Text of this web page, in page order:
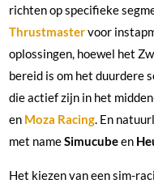
richten op specifieke
Thrustmastervoor
oplossingen, hoewel het
bereid is om het duurdere
die actief zijn in het
en Moza Racing. En
met nameSimucubeen
Het kiezen van een sim-